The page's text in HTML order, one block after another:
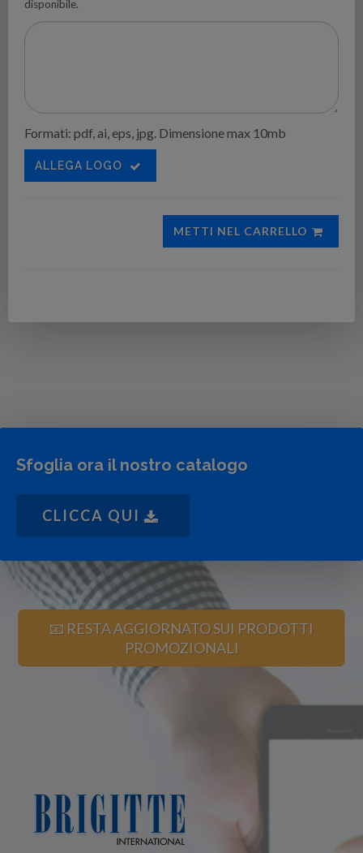
disponibile.
Formati: pdf, ai, eps, jpg. Dimensione max 10mb
ALLEGA LOGO
METTI NEL CARRELLO
Sfoglia ora il nostro catalogo
CLICCA QUI
📧 RESTA AGGIORNATO SUI PRODOTTI
PROMOZIONALI